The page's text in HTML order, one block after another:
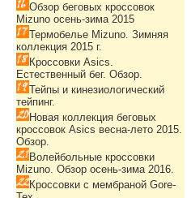
Обзор беговых кроссовок
Mizuno осень-зима 2015
Термобелье Mizuno. Зимняя
коллекция 2015 г.
Кроссовки Asics.
Естественный бег. Обзор.
Тейпы и кинезиологический
тейпинг.
Новая коллекция беговых
кроссовок Asics весна-лето 2015.
Обзор.
Волейбольные кроссовки
Mizuno. Обзор осень-зима 2016.
Кроссовки с мембраной Gore-